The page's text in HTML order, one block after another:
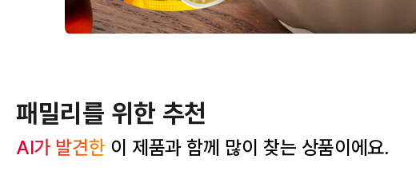
패밀리를 위한 추천
AI가 발견한 이 제품과 함께 많이 찾는 상품이에요.